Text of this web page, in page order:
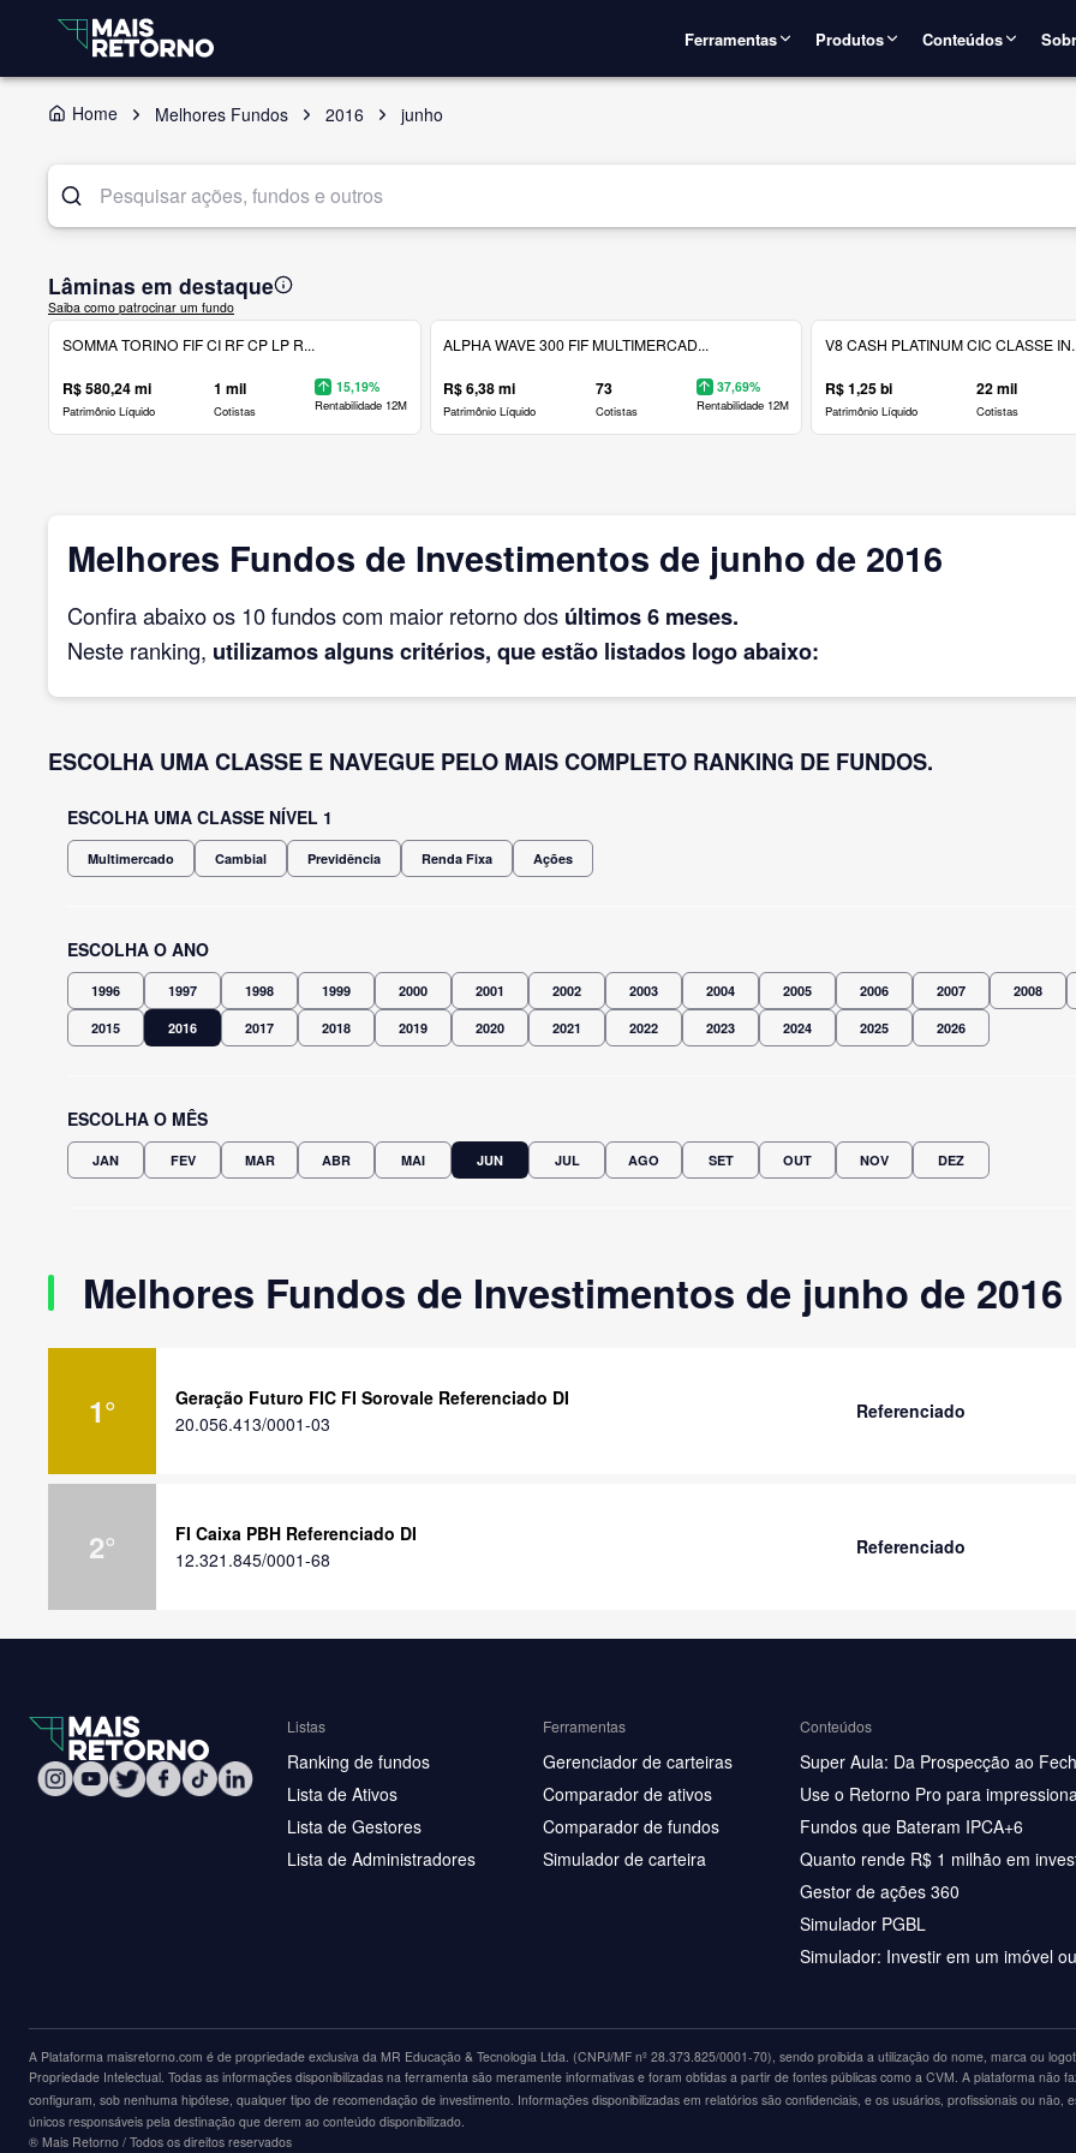
Ferramentas Produtos Conteúdos
Home Melhores Fundos 2016 junho
Lâminas em destaque
Saiba como patrocinar um fundo
SOMMA TORINO FIF CI RF CP LP R...
R$ 580,24 mi
Patrimônio Líquido
1 mil
Cotistas
15,19%
Rentabilidade 12M
ALPHA WAVE 300 FIF MULTIMERCAD...
R$ 6,38 mi
Patrimônio Líquido
73
Cotistas
37,69%
Rentabilidade 12M
V8 CASH PLATINUM CIC CLASSE
R$ 1,25 bi
Patrimônio Líquido
22 mil
Cotistas
Melhores Fundos de Investimentos de junho de 2016
Confira abaixo os 10 fundos com maior retorno dos últimos 6 meses.
Neste ranking, utilizamos alguns critérios, que estão listados logo abaixo:
ESCOLHA UMA CLASSE E NAVEGUE PELO MAIS COMPLETO RANKING DE FUNDOS.
ESCOLHA UMA CLASSE NÍVEL 1
Multimercado Cambial Previdência Renda Fixa Ações
ESCOLHA O ANO
1996 1997 1998 1999 2000 2001 2002 2003 2004 2005 2006 2007 2008
2015 2016 2017 2018 2019 2020 2021 2022 2023 2024 2025 2026
ESCOLHA O MÊS
JAN FEV MAR ABR MAI JUN JUL AGO SET OUT NOV DEZ
Melhores Fundos de Investimentos de junho de 2016
1°
Geração Futuro FIC FI Sorovale Referenciado DI
20.056.413/0001-03
Referenciado
2°
FI Caixa PBH Referenciado DI
12.321.845/0001-68
Referenciado
Listas
Ranking de fundos
Lista de Ativos
Lista de Gestores
Lista de Administradores
Ferramentas
Gerenciador de carteiras
Comparador de ativos
Comparador de fundos
Simulador de carteira
Conteúdos
Super Aula: Da Prospecção ao
Use o Retorno Pro para
Fundos que Bateram IPCA+6
Quanto rende R$ 1 milhão em
Gestor de ações 360
Simulador PGBL
Simulador: Investir em um imóvel
A Plataforma maisretorno.com é de propriedade exclusiva da MR Educação & Tecnologia Ltda. (CNPJ/MF nº 28.373.825/0001-70), sendo proibida a utilização do nome, marca ou
Propriedade Intelectual. Todas as informações disponibilizadas na ferramenta são meramente informativas e foram obtidas a partir de fontes públicas como a CVM. A plataforma não
configuram, sob nenhuma hipótese, qualquer tipo de recomendação de investimento. Informações disponibilizadas em relatórios são confidenciais, e os usuários, profissionais ou não,
únicos responsáveis pela destinação que derem ao conteúdo disponibilizado.
®️ Mais Retorno / Todos os direitos reservados